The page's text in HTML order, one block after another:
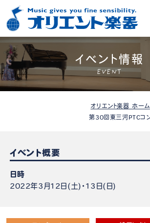
イベント情報
EVENT
オリエント楽器 ホーム
第30回東三河PTCコ
イベント概要
日時
2022年3月12日(土)・13日(日)